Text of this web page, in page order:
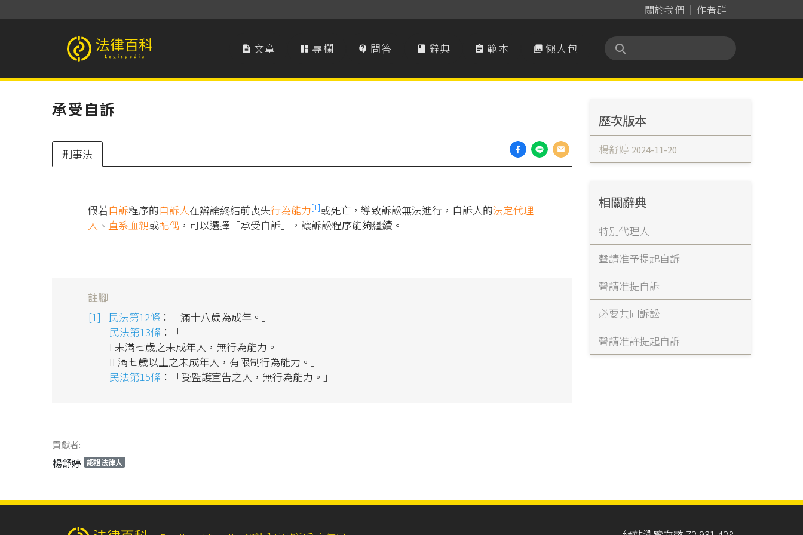
關於我們 作者群
法律百科 Legispedia  文章  專欄  問答  辭典  範本  懶人包
承受自訴
刑事法
假若自訴程序的自訴人在辯論終結前喪失行為能力[1]或死亡，導致訴訟無法進行，自訴人的法定代理
人 、 直系血親或配偶 ，可以選擇「承受自訴」，讓訴訟程序能夠繼續。
註腳
民法第12條 ：「滿十八歲為成年。」
民法第13條 ：「
I 未滿七歲之未成年人，無行為能力。
II 滿七歲以上之未成年人，有限制行為能力。」
民法第15條 ：「受監護宣告之人，無行為能力。」
貢獻者:
楊舒婷 認證法律人
歷次版本
楊舒婷 2024-11-20
相關辭典
特別代理人
聲請准予提起自訴
聲請准提自訴
必要共同訴訟
聲請准許提起自訴